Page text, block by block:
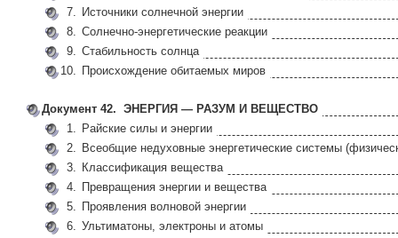
7. Источники солнечной энергии
8. Солнечно-энергетические реакции
9. Стабильность солнца
10. Происхождение обитаемых миров
Документ 42. ЭНЕРГИЯ — РАЗУМ И ВЕЩЕСТВО
1. Райские силы и энергии
2. Всеобщие недуховные энергетические системы
3. Классификация вещества
4. Превращения энергии и вещества
5. Проявления волновой энергии
6. Ультиматоны, электроны и атомы